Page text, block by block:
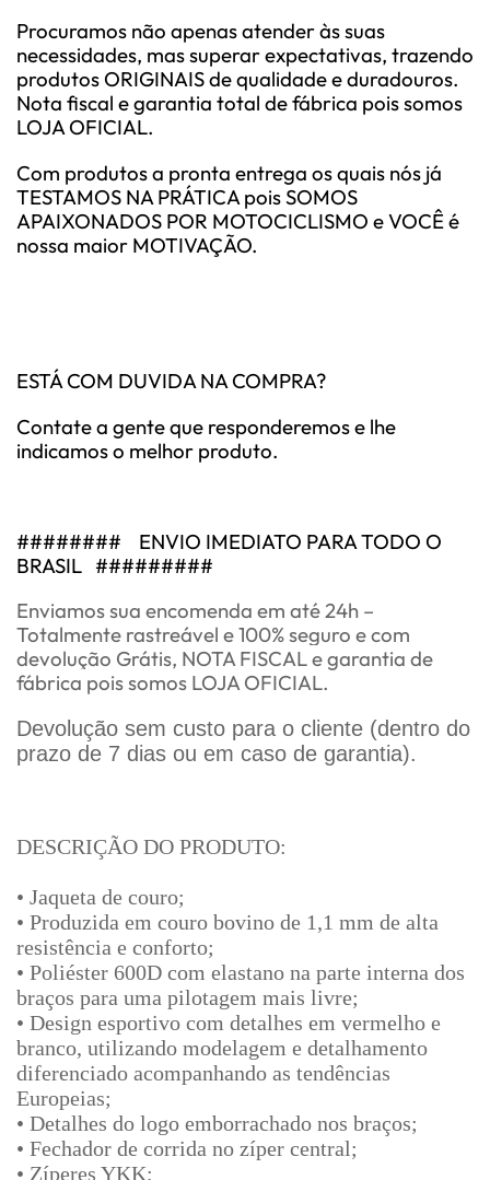
Procuramos não apenas atender às suas
necessidades, mas superar expectativas, trazendo
produtos ORIGINAIS de qualidade e duradouros.
Nota fiscal e garantia total de fábrica pois somos
LOJA OFICIAL.
Com produtos a pronta entrega os quais nós já
TESTAMOS NA PRÁTICA pois SOMOS
APAIXONADOS POR MOTOCICLISMO e VOCÊ é
nossa maior MOTIVAÇÃO.
ESTÁ COM DUVIDA NA COMPRA?
Contate a gente que responderemos e lhe
indicamos o melhor produto.
########
ENVIO IMEDIATO PARA TODO O
BRASIL #########
Enviamos sua encomenda em até 24h –
Totalmente rastreável e 100% seguro e com
devolução Grátis, NOTA FISCAL e garantia de
fábrica pois somos LOJA OFICIAL.
Devolução sem custo para o cliente (dentro do
prazo de 7 dias ou em caso de garantia).
DESCRIÇÃO DO PRODUTO:
• Jaqueta de couro;
• Produzida em couro bovino de 1,1 mm de alta
resistência e conforto;
• Poliéster 600D com elastano na parte interna dos
braços para uma pilotagem mais livre;
• Design esportivo com detalhes em vermelho e
branco, utilizando modelagem e detalhamento
diferenciado acompanhando as tendências
Europeias;
• Detalhes do logo emborrachado nos braços;
• Fechador de corrida no zíper central;
• Zíperes YKK;